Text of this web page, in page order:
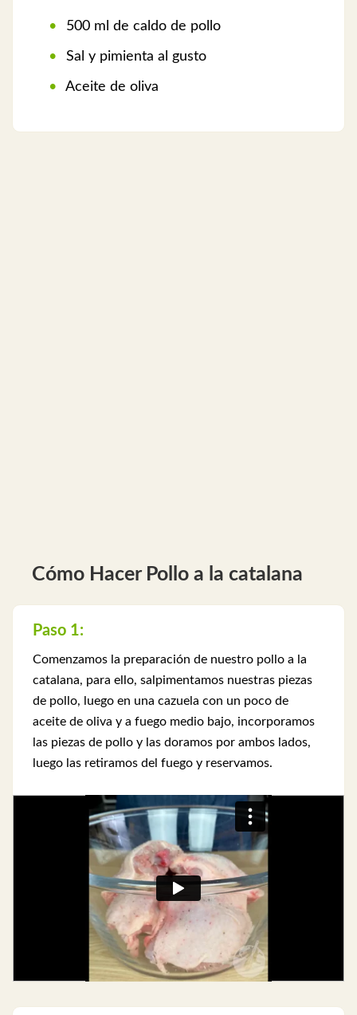
500 ml de caldo de pollo
Sal y pimienta al gusto
Aceite de oliva
Cómo Hacer Pollo a la catalana
Paso 1:
Comenzamos la preparación de nuestro pollo a la
catalana, para ello, salpimentamos nuestras piezas
de pollo, luego en una cazuela con un poco de
aceite de oliva y a fuego medio bajo, incorporamos
las piezas de pollo y las doramos por ambos lados,
luego las retiramos del fuego y reservamos.